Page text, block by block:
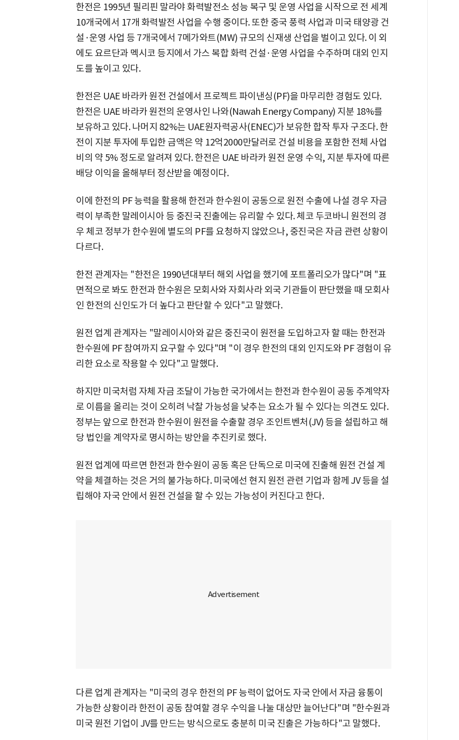
한전은 1995년 필리핀 말라야 화력발전소 성능 복구 및 운영 사업을 시작으로 전 세계
10개국에서 17개 화력발전 사업을 수행 중이다. 또한 중국 풍력 사업과 미국 태양광 건
설·운영 사업 등 7개국에서 7메가와트(MW) 규모의 신재생 산업을 벌이고 있다. 이 외
에도 요르단과 멕시코 등지에서 가스 복합 화력 건설·운영 사업을 수주하며 대외 인지
도를 높이고 있다.
한전은 UAE 바라카 원전 건설에서 프로젝트 파이낸싱(PF)을 마무리한 경험도 있다.
한전은 UAE 바라카 원전의 운영사인 나와(Nawah Energy Company) 지분 18%를
보유하고 있다. 나머지 82%는 UAE원자력공사(ENEC)가 보유한 합작 투자 구조다. 한
전이 지분 투자에 투입한 금액은 약 12억2000만달러로 건설 비용을 포함한 전체 사업
비의 약 5% 정도로 알려져 있다. 한전은 UAE 바라카 원전 운영 수익, 지분 투자에 따른
배당 이익을 올해부터 정산받을 예정이다.
이에 한전의 PF 능력을 활용해 한전과 한수원이 공동으로 원전 수출에 나설 경우 자금
력이 부족한 말레이시아 등 중진국 진출에는 유리할 수 있다. 체코 두코바니 원전의 경
우 체코 정부가 한수원에 별도의 PF를 요청하지 않았으나, 중진국은 자금 관련 상황이
다르다.
한전 관계자는 "한전은 1990년대부터 해외 사업을 했기에 포트폴리오가 많다"며 "표
면적으로 봐도 한전과 한수원은 모회사와 자회사라 외국 기관들이 판단했을 때 모회사
인 한전의 신인도가 더 높다고 판단할 수 있다"고 말했다.
원전 업계 관계자는 "말레이시아와 같은 중진국이 원전을 도입하고자 할 때는 한전과
한수원에 PF 참여까지 요구할 수 있다"며 "이 경우 한전의 대외 인지도와 PF 경험이 유
리한 요소로 작용할 수 있다"고 말했다.
하지만 미국처럼 자체 자금 조달이 가능한 국가에서는 한전과 한수원이 공동 주계약자
로 이름을 올리는 것이 오히려 낙찰 가능성을 낮추는 요소가 될 수 있다는 의견도 있다.
정부는 앞으로 한전과 한수원이 원전을 수출할 경우 조인트벤처(JV) 등을 설립하고 해
당 법인을 계약자로 명시하는 방안을 추진키로 했다.
원전 업계에 따르면 한전과 한수원이 공동 혹은 단독으로 미국에 진출해 원전 건설 계
약을 체결하는 것은 거의 불가능하다. 미국에선 현지 원전 관련 기업과 함께 JV 등을 설
립해야 자국 안에서 원전 건설을 할 수 있는 가능성이 커진다고 한다.
다른 업계 관계자는 "미국의 경우 한전의 PF 능력이 없어도 자국 안에서 자금 융통이
가능한 상황이라 한전이 공동 참여할 경우 수익을 나눌 대상만 늘어난다"며 "한수원과
미국 원전 기업이 JV를 만드는 방식으로도 충분히 미국 진출은 가능하다"고 말했다.